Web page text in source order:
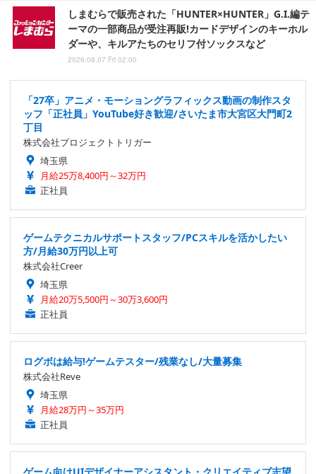
しまむらで販売された「HUNTER×HUNTER」G.I.編テ
ーマの一部商品が受注再販!カードデザインのキーホル
ダーや、キルアたちのセリフ付ソックスなど
2026.08.07 Fri 02:00
「27卒」アニメ・モーショングラフィックス動画の制作スタ
ッフ「正社員」YouTube好き歓迎/さいたま市大宮区大門町2
丁目
株式会社プロジェクトトリガー
埼玉県
月給25万8,400円～32万円
正社員
ゲームテクニカルサポートスタッフ/PCスキルを活かしたい
方/月給30万円以上可
株式会社Creer
埼玉県
月給20万5,500円～30万3,600円
正社員
ログボは給与!ゲームテスター/残業なし/大量募集
株式会社Reve
埼玉県
月給28万円～35万円
正社員